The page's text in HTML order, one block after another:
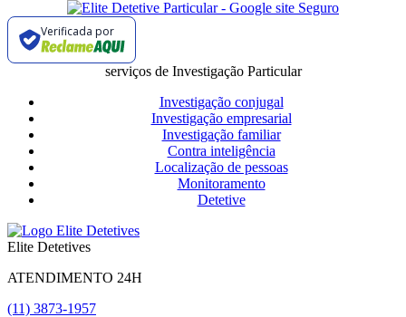
Verificada por
serviços de Investigação Particular
Investigação conjugal
Investigação empresarial
Investigação familiar
Contra inteligência
Localização de pessoas
Monitoramento
Detetive
Elite Detetives
ATENDIMENTO 24H
(11) 3873-1957